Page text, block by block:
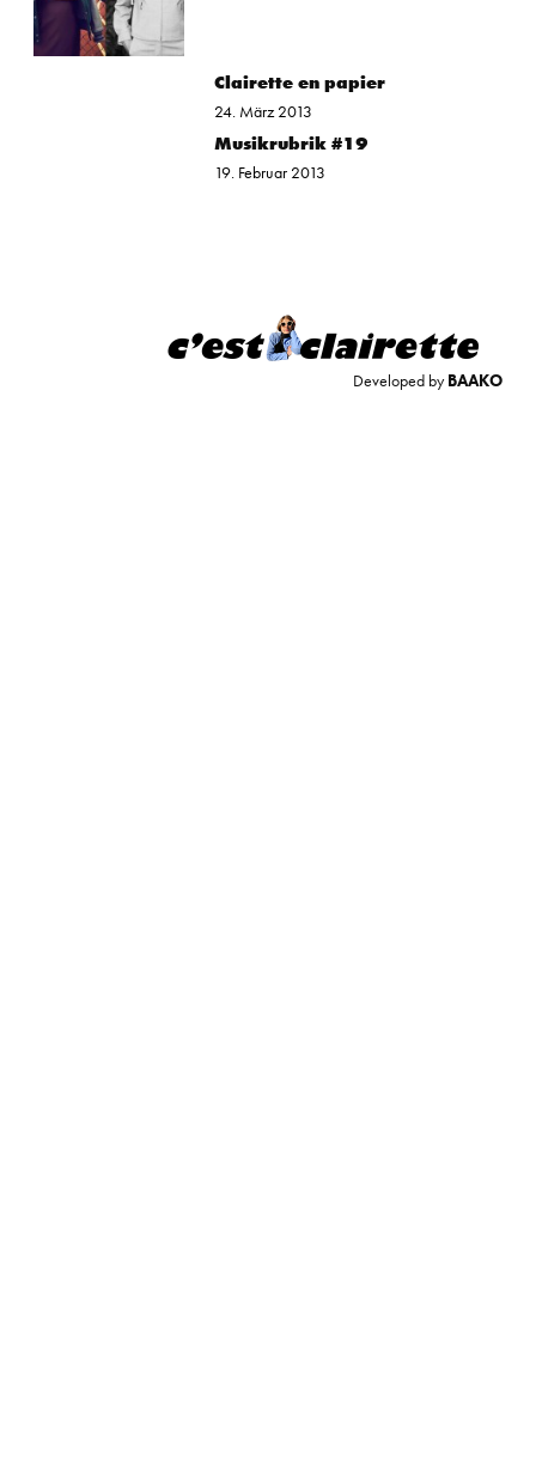
Clairette en papier
24. März 2013
Musikrubrik #19
19. Februar 2013
Developed byBAAKO